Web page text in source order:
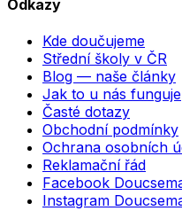
Odkazy
Kde doučujeme
Střední školy v ČR
Blog — naše články
Jak to u nás funguje
Časté dotazy
Obchodní podmínky
Ochrana osobních
Reklamační řád
Facebook
Instagram